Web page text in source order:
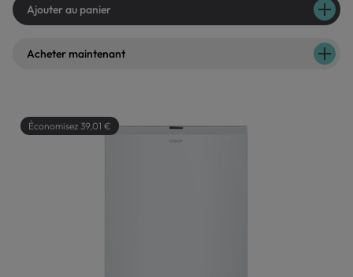
Ajouter au panier
Acheter maintenant
Économisez 39,01 €